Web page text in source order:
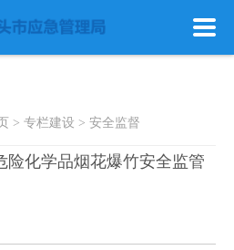
> 专栏建设 > 安全监督
险化学品烟花爆竹安全监管